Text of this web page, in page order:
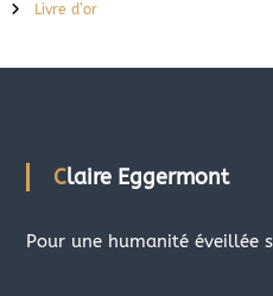
Livre d’or
Claire Eggermont
Pour une humanité éveillée